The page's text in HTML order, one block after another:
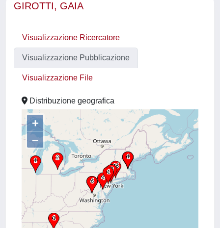
GIROTTI, GAIA
Visualizzazione Ricercatore
Visualizzazione Pubblicazione
Visualizzazione File
Distribuzione geografica
+
–